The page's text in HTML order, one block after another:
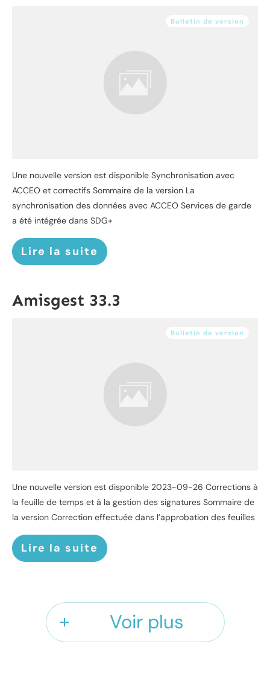
Bulletin de version
Une nouvelle version est disponible Synchronisation avec
ACCEO et correctifs Sommaire de la version La
synchronisation des données avec ACCEO Services de garde
a été intégrée dans SDG+
Lire la suite
Amisgest 33.3
Bulletin de version
Une nouvelle version est disponible 2023-09-26 Corrections à
la feuille de temps et à la gestion des signatures Sommaire de
la version Correction effectuée dans l’approbation des feuilles
Lire la suite
Voir plus